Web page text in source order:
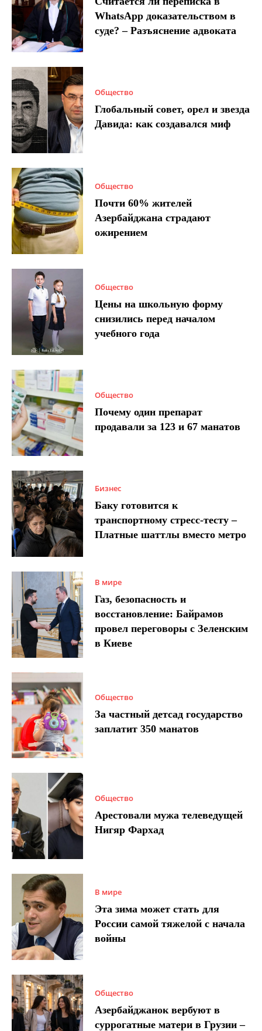
WhatsApp доказательством в
суде? – Разъяснение адвоката
Общество
Глобальный совет, орел и звезда
Давида: как создавался миф
Общество
Почти 60% жителей
Азербайджана страдают
ожирением
Общество
Цены на школьную форму
снизились перед началом
учебного года
Общество
Почему один препарат
продавали за 123 и 67 манатов
Бизнес
Баку готовится к
транспортному стресс-тесту –
Платные шаттлы вместо метро
В мире
Газ, безопасность и
восстановление: Байрамов
провел переговоры с Зеленским
в Киеве
Общество
За частный детсад государство
заплатит 350 манатов
Общество
Арестовали мужа телеведущей
Нигяр Фархад
В мире
Эта зима может стать для
России самой тяжелой с начала
войны
Общество
Азербайджанок вербуют в
суррогатные матери в Грузии –